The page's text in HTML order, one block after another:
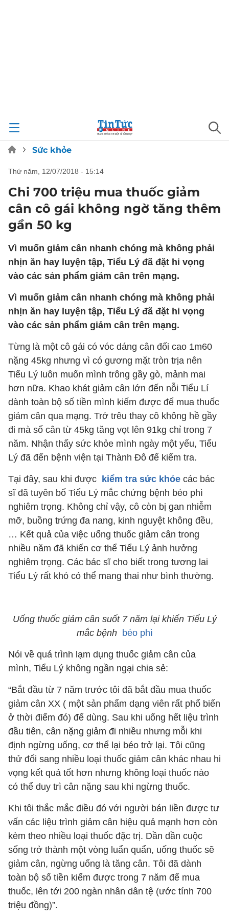
Sức khỏe
thứ năm, 12/07/2018 - 15:14
Chi 700 triệu mua thuốc giảm
cân cô gái không ngờ tăng thêm
gần 50 kg
Vì muốn giảm cân nhanh chóng mà không phải
nhịn ăn hay luyện tập, Tiểu Lý đã đặt hi vọng
vào các sản phẩm giảm cân trên mạng.
Vì muốn giảm cân nhanh chóng mà không phải
nhịn ăn hay luyện tập, Tiểu Lý đã đặt hi vọng
vào các sản phẩm giảm cân trên mạng.
Từng là một cô gái có vóc dáng cân đối cao 1m60
nặng 45kg nhưng vì có gương mặt tròn trịa nên
Tiểu Lý luôn muốn mình trông gầy gò, mảnh mai
hơn nữa. Khao khát giảm cân lớn đến nỗi Tiểu Lí
dành toàn bộ số tiền mình kiếm được để mua thuốc
giảm cân qua mạng. Trớ trêu thay cô không hề gầy
đi mà số cân từ 45kg tăng vọt lên 91kg chỉ trong 7
năm. Nhận thấy sức khỏe mình ngày một yếu, Tiểu
Lý đã đến bệnh viện tại Thành Đô để kiểm tra.
Tại đây, sau khi được kiểm tra sức khỏe các bác
sĩ đã tuyên bố Tiểu Lý mắc chứng bệnh béo phì
nghiêm trọng. Không chỉ vậy, cô còn bị gan nhiễm
mỡ, buồng trứng đa nang, kinh nguyệt không đều,
… Kết quả của việc uống thuốc giảm cân trong
nhiều năm đã khiến cơ thể Tiểu Lý ảnh hưởng
nghiêm trọng. Các bác sĩ cho biết trong tương lai
Tiểu Lý rất khó có thể mang thai như bình thường.
Uống thuốc giảm cân suốt 7 năm lại khiến Tiểu Lý
mắc bệnh béo phì
Nói về quá trình lạm dụng thuốc giảm cân của
mình, Tiểu Lý không ngần ngại chia sẻ:
“Bắt đầu từ 7 năm trước tôi đã bắt đầu mua thuốc
giảm cân XX ( một sản phẩm dạng viên rất phổ biến
ở thời điểm đó) để dùng. Sau khi uống hết liệu trình
đầu tiên, cân nặng giảm đi nhiều nhưng mỗi khi
định ngừng uống, cơ thể lại béo trở lại. Tôi cũng
thử đổi sang nhiều loại thuốc giảm cân khác nhau hi
vọng kết quả tốt hơn nhưng không loại thuốc nào
có thể duy trì cân nặng sau khi ngừng thuốc.
Khi tôi thắc mắc điều đó với người bán liền được tư
vấn các liệu trình giảm cân hiệu quả mạnh hơn còn
kèm theo nhiều loại thuốc đặc trị. Dần dần cuộc
sống trở thành một vòng luẩn quẩn, uống thuốc sẽ
giảm cân, ngừng uống là tăng cân. Tôi đã dành
toàn bộ số tiền kiếm được trong 7 năm để mua
thuốc, lên tới 200 ngàn nhân dân tệ (ước tính 700
triệu đồng)”.